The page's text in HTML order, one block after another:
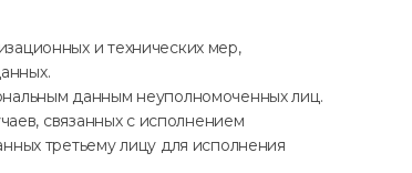
и технических мер,
данным неуполномоченных лиц.
связанных с исполнением
третьему лицу для исполнения